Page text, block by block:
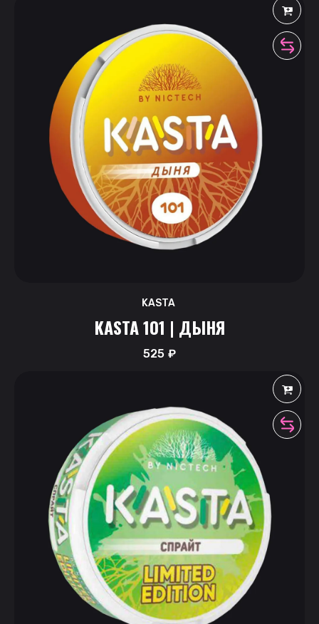
KASTA
KASTA 101 | ДЫНЯ
525₽